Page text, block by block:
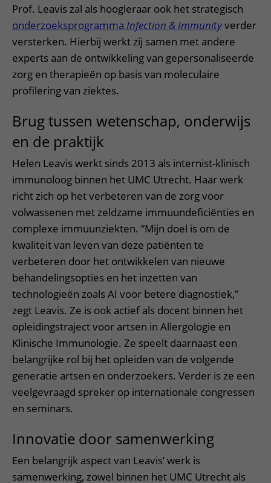
Prof. Leavis zal als hoogleraar ook het strategisch
onderzoeksprogramma Infection & Immunityverder
versterken. Hierbij werkt zij samen met andere
experts aan de ontwikkeling van gepersonaliseerde
zorg en therapieën op basis van moleculaire
profilering van ziektes.
Brug tussen wetenschap, onderwijs
en de praktijk
Helen Leavis werkt sinds 2013 als internist-klinisch
immunoloog binnen het UMC Utrecht. Haar werk
richt zich op het verbeteren van de zorg voor
volwassenen met zeldzame immuundeficiënties en
complexe immuunziekten. “Mijn doel is om de
kwaliteit van leven van deze patiënten te
verbeteren door het ontwikkelen van nieuwe
behandelingsopties en het inzetten van
technologieën zoals AI voor betere diagnostiek,”
zegt Leavis. Ze is ook actief als docent binnen het
opleidingstraject voor artsen in Allergologie en
Klinische Immunologie. Ze speelt daarnaast een
belangrijke rol bij het opleiden van de volgende
generatie artsen en onderzoekers. Verder is ze een
veelgevraagd spreker op internationale congressen
en seminars.
Innovatie door samenwerking
Een belangrijk aspect van Leavis’ werk is
samenwerking, zowel binnen het UMC Utrecht als